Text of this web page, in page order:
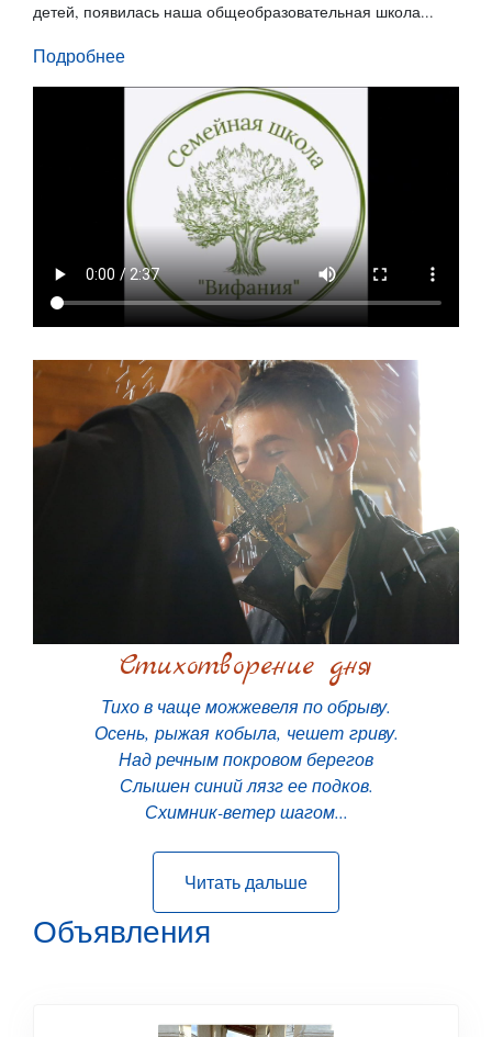
детей, появилась наша общеобразовательная школа...
Подробнее
Стихотворение дня
Тихо в чаще можжевеля по обрыву.
Осень, рыжая кобыла, чешет гриву.
Над речным покровом берегов
Слышен синий лязг ее подков.
Схимник-ветер шагом...
Читать дальше
Объявления